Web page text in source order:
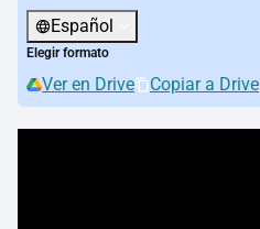
Español
Elegir formato
Ver en Drive Copiar a Drive